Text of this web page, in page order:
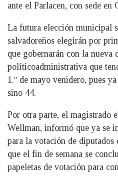
ante el Parlacen, con sede en
La futura elección municipal
salvadoreños elegirán por
que gobernarán con la nueva
políticoadministrativa que
1.º de mayo venidero, pues
sino 44.
Por otra parte, el magistrado
Wellman, informó que ya se
para la votación de diputados
que el fin de semana se
papeletas de votación para